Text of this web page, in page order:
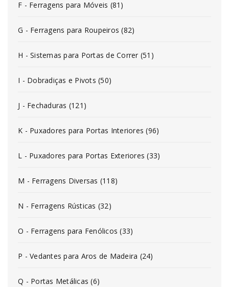
F - Ferragens para Móveis (81)
G - Ferragens para Roupeiros (82)
H - Sistemas para Portas de Correr (51)
I - Dobradiças e Pivots (50)
J - Fechaduras (121)
K - Puxadores para Portas Interiores (96)
L - Puxadores para Portas Exteriores (33)
M - Ferragens Diversas (118)
N - Ferragens Rústicas (32)
O - Ferragens para Fenólicos (33)
P - Vedantes para Aros de Madeira (24)
Q - Portas Metálicas (6)